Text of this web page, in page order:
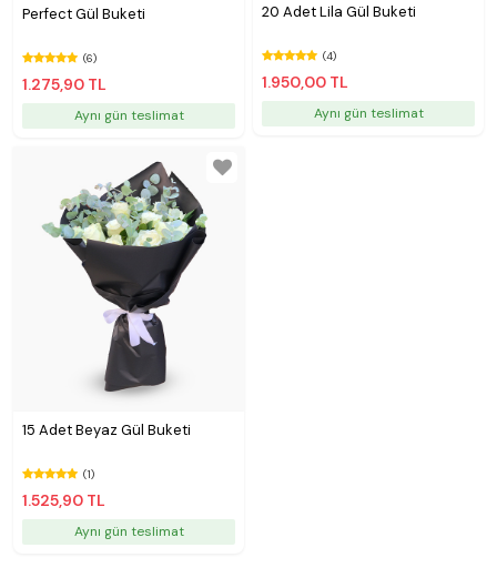
Perfect Gül Buketi
(6)
1.275,90 TL
Aynı gün teslimat
20 Adet Lila Gül Buketi
(4)
1.950,00 TL
Aynı gün teslimat
15 Adet Beyaz Gül Buketi
(1)
1.525,90 TL
Aynı gün teslimat